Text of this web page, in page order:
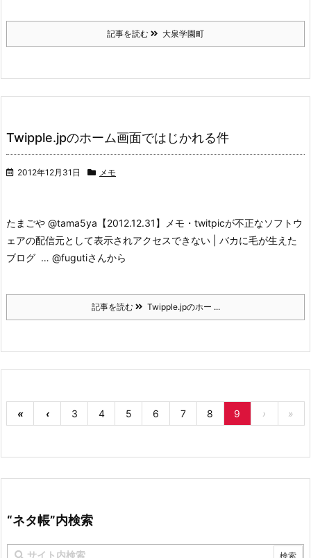
記事を読む 大泉学園町
Twipple.jpのホーム画面ではじかれる件
2012年12月31日 メモ
たまごや ‏@tama5ya 【2012.12.31】メモ・twitpicが不正なソフトウ
ェアの配信元として表示されアクセスできない | バカに毛が生えた
ブログ … @fugutiさんから
記事を読む Twipple.jpのホー ...
« ‹ 3 4 5 6 7 8 9 › »
“ネタ帳”内検索